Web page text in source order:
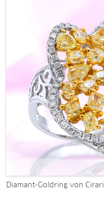
Diamant-Goldring von Cirari